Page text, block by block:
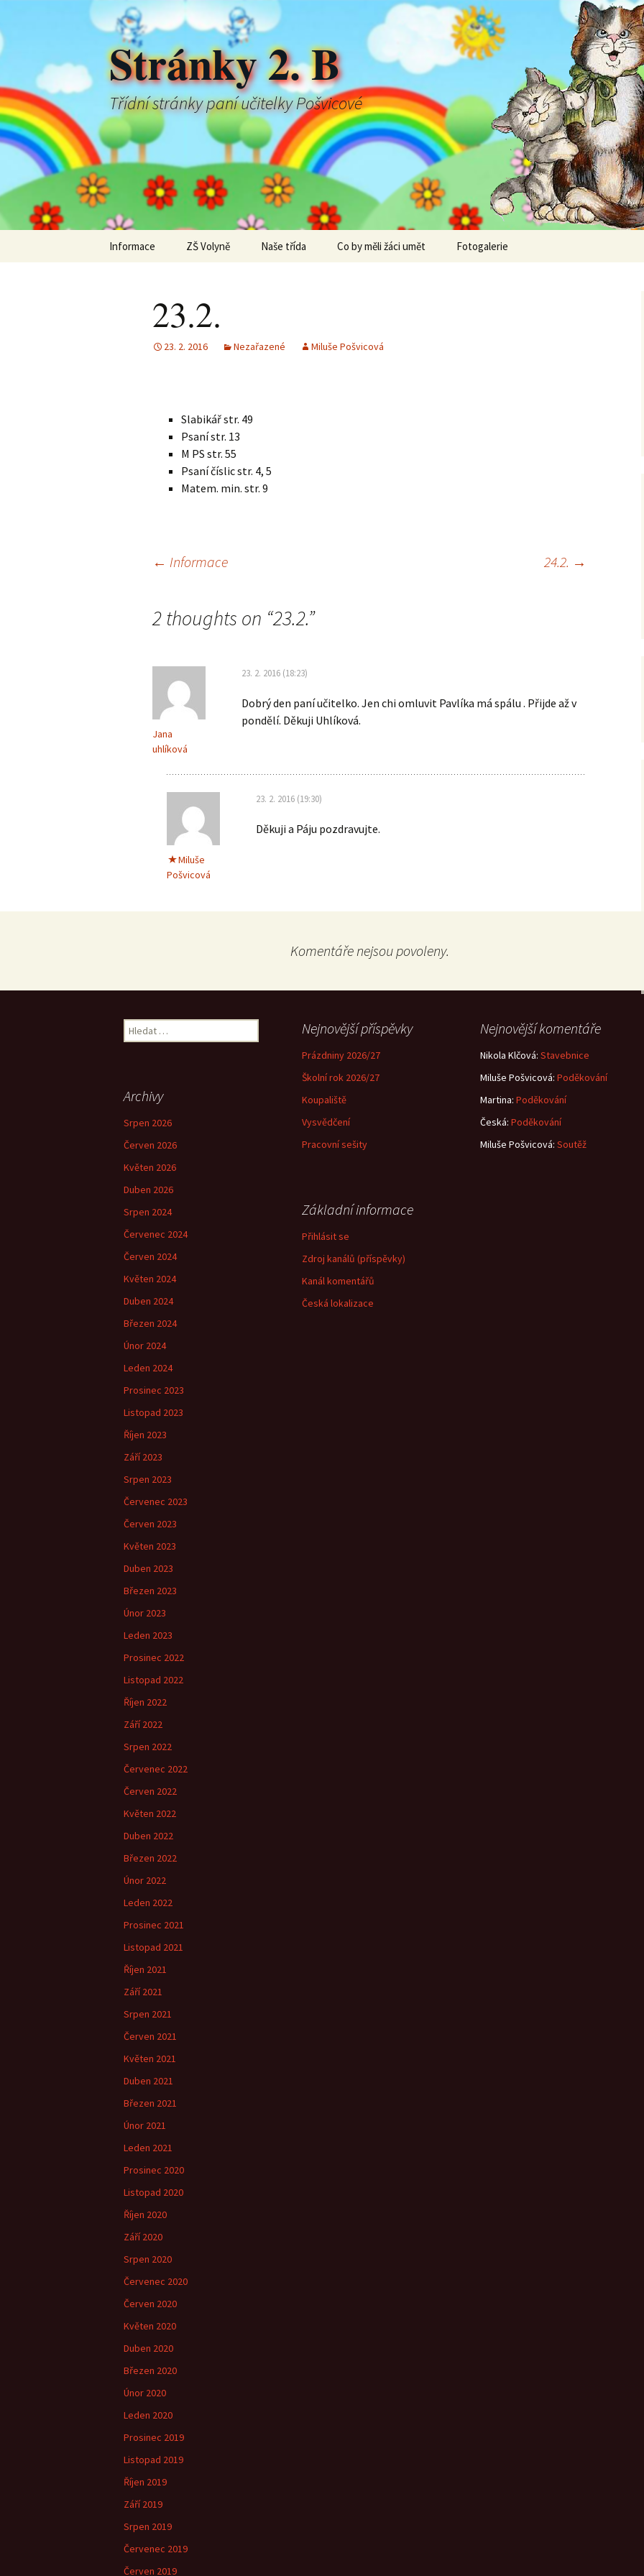
Stránky 2. B
Třídní stránky paní učitelky Pošvicové
Informace ZŠ Volyně Naše třída Co by měli žáci umět Fotogalerie
23.2.
23. 2. 2016 Nezařazené Miluše Pošvicová
Slabikář str. 49
Psaní str. 13
M PS str. 55
Psaní číslic str. 4, 5
Matem. min. str. 9
← Informace 24.2. →
2 thoughts on “23.2.”
Jana
uhlíková
23. 2. 2016 (18:23)
Dobrý den paní učitelko. Jen chi omluvit Pavlíka má spálu . Přijde až v
pondělí. Děkuji Uhlíková.
Miluše
Pošvicová
23. 2. 2016 (19:30)
Děkuji a Páju pozdravujte.
Komentáře nejsou povoleny.
Vyhledávání Nejnovější příspěvky
Prázdniny 2026/27
Školní rok 2026/27
Koupaliště
Vysvědčení
Pracovní sešity
Nejnovější komentáře
Nikola Klčová: Stavebnice
Miluše Pošvicová: Poděkování
Martina: Poděkování
Česká: Poděkování
Miluše Pošvicová: Soutěž
Archivy
Srpen 2026
Červen 2026
Květen 2026
Duben 2026
Srpen 2024
Červenec 2024
Červen 2024
Květen 2024
Duben 2024
Březen 2024
Únor 2024
Leden 2024
Prosinec 2023
Listopad 2023
Říjen 2023
Září 2023
Srpen 2023
Červenec 2023
Červen 2023
Květen 2023
Duben 2023
Březen 2023
Únor 2023
Leden 2023
Prosinec 2022
Listopad 2022
Říjen 2022
Září 2022
Srpen 2022
Červenec 2022
Červen 2022
Květen 2022
Duben 2022
Březen 2022
Únor 2022
Leden 2022
Prosinec 2021
Listopad 2021
Říjen 2021
Září 2021
Srpen 2021
Červen 2021
Květen 2021
Duben 2021
Březen 2021
Únor 2021
Leden 2021
Prosinec 2020
Listopad 2020
Říjen 2020
Září 2020
Srpen 2020
Červenec 2020
Červen 2020
Květen 2020
Duben 2020
Březen 2020
Únor 2020
Leden 2020
Prosinec 2019
Listopad 2019
Říjen 2019
Září 2019
Srpen 2019
Červenec 2019
Červen 2019
Základní informace
Přihlásit se
Zdroj kanálů (příspěvky)
Kanál komentářů
Česká lokalizace